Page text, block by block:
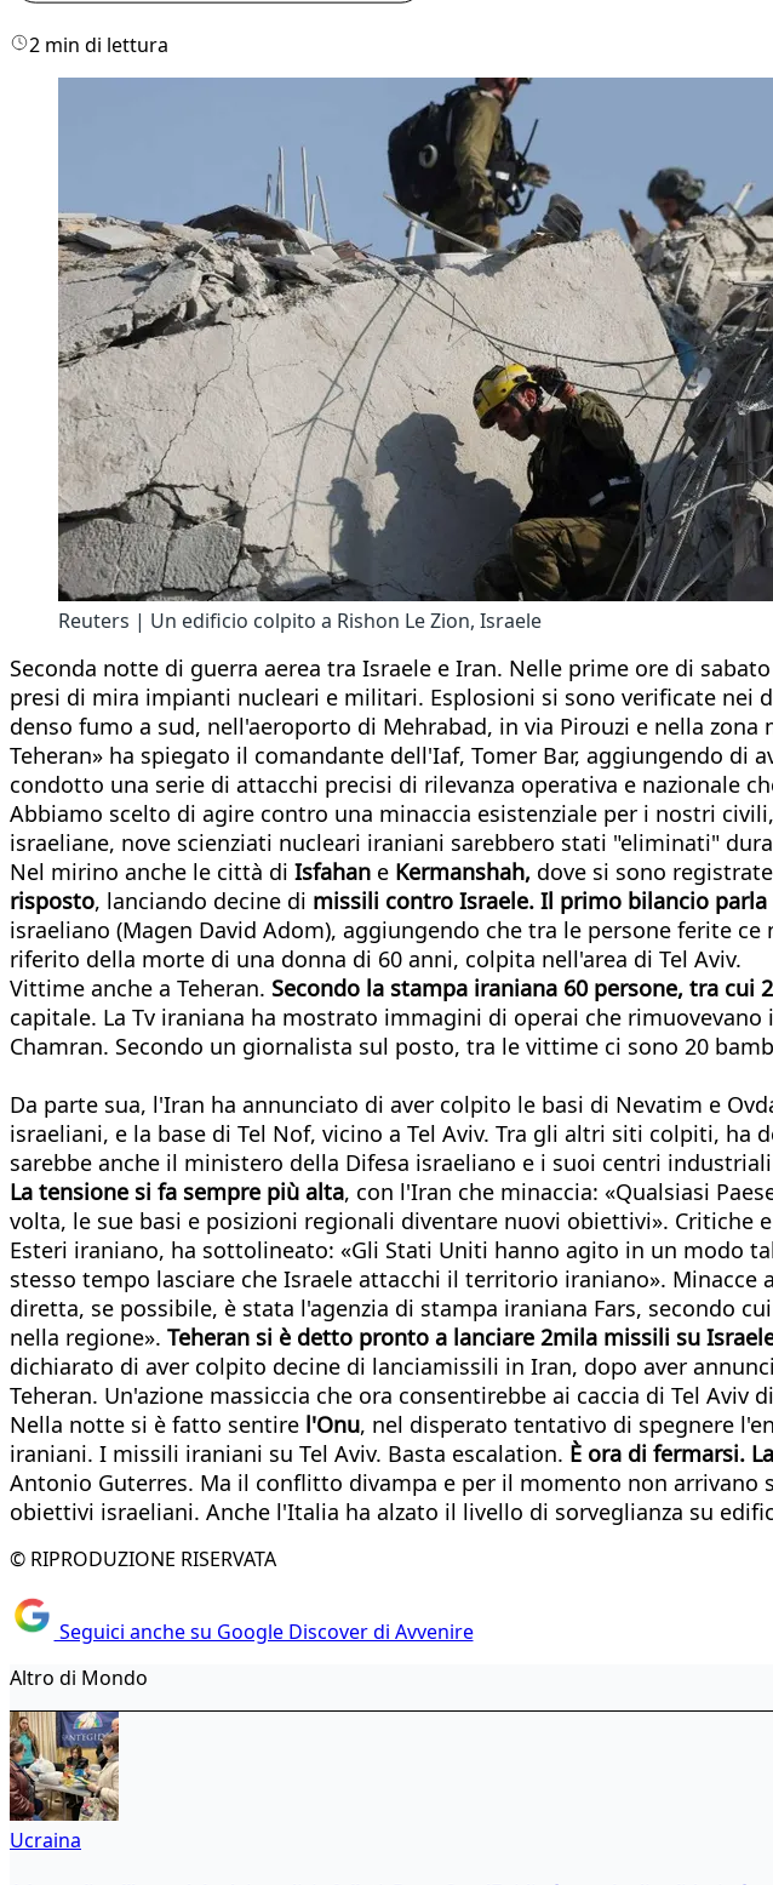
2 min di lettura
Reuters | Un edificio colpito a Rishon Le Zion, Israele
Seconda notte di guerra aerea tra Israele e Iran. Nelle prime ore di sabato
presi di mira impianti nucleari e militari. Esplosioni si sono verificate nei
denso fumo a sud, nell'aeroporto di Mehrabad, in via Pirouzi e nella
Teheran» ha spiegato il comandante dell'Iaf, Tomer Bar, aggiungendo
condotto una serie di attacchi precisi di rilevanza operativa e nazionale
Abbiamo scelto di agire contro una minaccia esistenziale per i nostri
israeliane, nove scienziati nucleari iraniani sarebbero stati "eliminati"
Nel mirino anche le città di Isfahan e Kermanshah, dove si sono
risposto, lanciando decine di missili contro Israele. Il primo bilancio
israeliano (Magen David Adom), aggiungendo che tra le persone ferite
riferito della morte di una donna di 60 anni, colpita nell'area di Tel Aviv.
Vittime anche a Teheran. Secondo la stampa iraniana 60 persone, tra
capitale. La Tv iraniana ha mostrato immagini di operai che
Chamran. Secondo un giornalista sul posto, tra le vittime ci sono 20
Da parte sua, l'Iran ha annunciato di aver colpito le basi di Nevatim e
israeliani, e la base di Tel Nof, vicino a Tel Aviv. Tra gli altri siti colpiti,
sarebbe anche il ministero della Difesa israeliano e i suoi centri
La tensione si fa sempre più alta, con l'Iran che minaccia: «Qualsiasi
volta, le sue basi e posizioni regionali diventare nuovi obiettivi». Critiche
Esteri iraniano, ha sottolineato: «Gli Stati Uniti hanno agito in un modo
stesso tempo lasciare che Israele attacchi il territorio iraniano».
diretta, se possibile, è stata l'agenzia di stampa iraniana Fars, secondo
nella regione». Teheran si è detto pronto a lanciare 2mila missili su
dichiarato di aver colpito decine di lanciamissili in Iran, dopo aver
Teheran. Un'azione massiccia che ora consentirebbe ai caccia di Tel
Nella notte si è fatto sentire l'Onu, nel disperato tentativo di spegnere
iraniani. I missili iraniani su Tel Aviv. Basta escalation. È ora di fermarsi.
Antonio Guterres. Ma il conflitto divampa e per il momento non
obiettivi israeliani. Anche l'Italia ha alzato il livello di sorveglianza su
© RIPRODUZIONE RISERVATA
Seguici anche su Google Discover di Avvenire
Altro di Mondo
Ucraina